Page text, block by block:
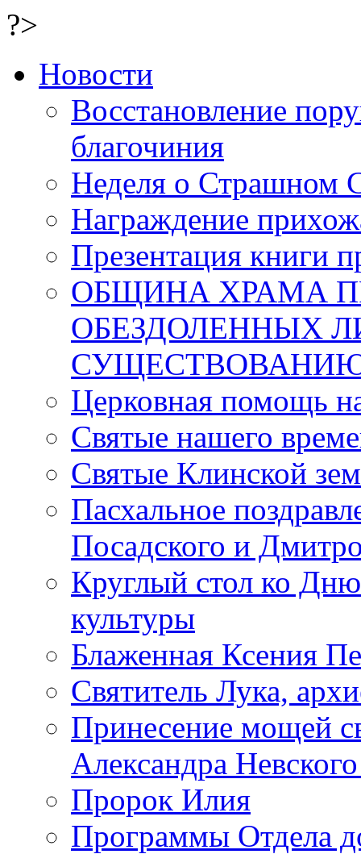
?>
Новости
Восстановление
благочиния
Неделя о Страшном
Награждение
Презентация книги
ОБЩИНА ХРАМА
ОБЕЗДОЛЕННЫХ
Церковная помощь
Святые нашего
Святые Клинской
Пасхальное
Посадского и
Круглый стол ко
культуры
Блаженная Ксения
Святитель Лука,
Принесение мощей
Александра
Пророк Илия
Программы Отдела